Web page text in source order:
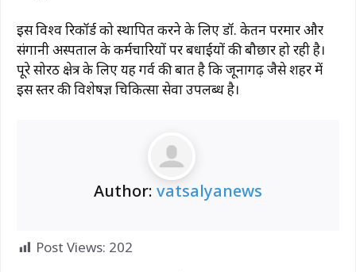
इस विश्व रिकॉर्ड को स्थापित करने के लिए डॉ. केतन परमार और
संगानी अस्पताल के कर्मचारियों पर बधाईयों की बौछार हो रही है।
पूरे सोरठ क्षेत्र के लिए यह गर्व की बात है कि जूनागढ़ जैसे शहर में
इस स्तर की विशेषज्ञ चिकित्सा सेवा उपलब्ध है।
Author: vatsalyanews
Post Views: 202